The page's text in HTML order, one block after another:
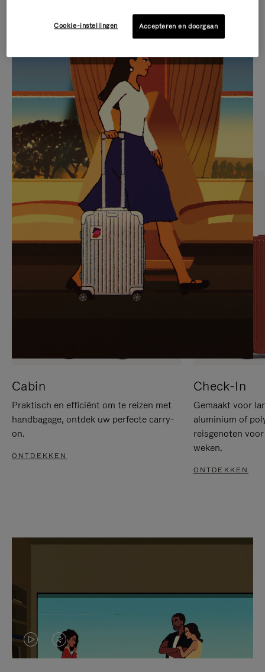
IS
NIET
GEPAUZEERD,
DRUK
OP
OM
TE
PAUZEREN
GELUID
VAN
DE
VIDEO
IS
UITGESCHAKELD.
DRUK
HIER
OM
HET
DEMPEN
OP
SELECTIE VAN GESCHENKEN
Ontdek de perfecte metgezel
voor elke reis
Cabin
Praktisch en efficiënt om te reizen met
handbagage, ontdek uw perfecte carry-
on.
ONTDEKKEN
Check-In
Gemaakt voor
aluminium of
reisgenoten
weken.
ONTDEKKEN
VIDEO
HET
Cookie-instellingen Accepteren en doorgaan